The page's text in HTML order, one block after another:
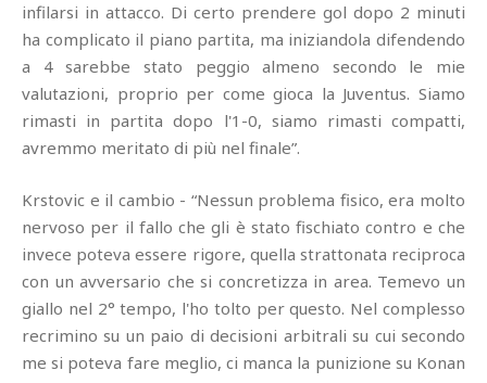
infilarsi in attacco. Di certo prendere gol dopo 2 minuti
ha complicato il piano partita, ma iniziandola difendendo
a 4 sarebbe stato peggio almeno secondo le mie
valutazioni, proprio per come gioca la Juventus. Siamo
rimasti in partita dopo l'1-0, siamo rimasti compatti,
avremmo meritato di più nel finale”.
Krstovic e il cambio - “Nessun problema fisico, era molto
nervoso per il fallo che gli è stato fischiato contro e che
invece poteva essere rigore, quella strattonata reciproca
con un avversario che si concretizza in area. Temevo un
giallo nel 2° tempo, l'ho tolto per questo. Nel complesso
recrimino su un paio di decisioni arbitrali su cui secondo
me si poteva fare meglio, ci manca la punizione su Konan